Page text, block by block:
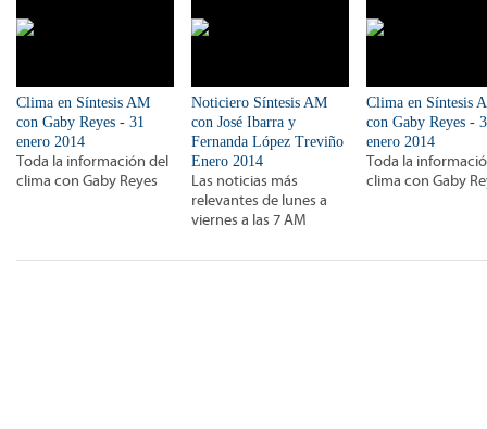
Clima en Síntesis AM
con Gaby Reyes - 31
enero 2014
Toda la información del
clima con Gaby Reyes
Noticiero Síntesis AM
con José Ibarra y
Fernanda López Treviño
Enero 2014
Las noticias más
relevantes de lunes a
viernes a las 7 AM
Clima en Síntesis
con Gaby Reyes -
enero 2014
Toda la
clima con Gaby